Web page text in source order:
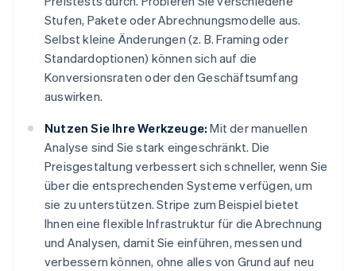
Stufen, Pakete oder Abrechnungsmodelle aus.
Selbst kleine Änderungen (z. B. Framing oder
Standardoptionen) können sich auf die
Konversionsraten oder den Geschäftsumfang
auswirken.
Nutzen Sie Ihre Werkzeuge: Mit der manuellen
Analyse sind Sie stark eingeschränkt. Die
Preisgestaltung verbessert sich schneller, wenn Sie
über die entsprechenden Systeme verfügen, um
sie zu unterstützen. Stripe zum Beispiel bietet
Ihnen eine flexible Infrastruktur für die Abrechnung
und Analysen, damit Sie einführen, messen und
verbessern können, ohne alles von Grund auf neu